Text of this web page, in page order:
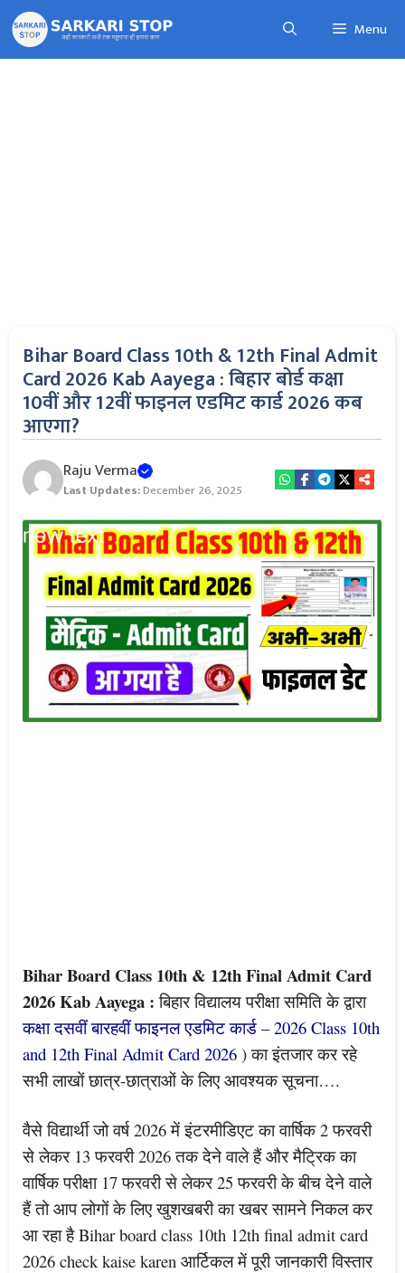
Skip
to
content
Menu
Bihar Board Class 10th & 12th Final Admit
Card 2026 Kab Aayega : बिहार बोर्ड कक्षा
10वीं और 12वीं फाइनल एडमिट कार्ड 2026 कब
आएगा?
Raju Verma
Last Updates:December 26, 2025
Bihar Board Class 10th & 12th Final Admit Card
2026 Kab Aayega : बिहार विद्यालय परीक्षा समिति के द्वारा
कक्षा दसवीं बारहवीं फाइनल एडमिट कार्ड – 2026 Class 10th
and 12th Final Admit Card 2026 ) का इंतजार कर रहे
सभी लाखों छात्र-छात्राओं के लिए आवश्यक सूचना….
वैसे विद्यार्थी जो वर्ष 2026 में इंटरमीडिएट का वार्षिक 2 फरवरी
से लेकर 13 फरवरी 2026 तक देने वाले हैं और मैट्रिक का
वार्षिक परीक्षा 17 फरवरी से लेकर 25 फरवरी के बीच देने वाले
हैं तो आप लोगों के लिए खुशखबरी का खबर सामने निकल कर
आ रहा है Bihar board class 10th 12th final admit card
2026 check kaise karen आर्टिकल में पूरी जानकारी विस्तार